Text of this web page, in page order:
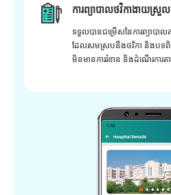
ការព្យាបាលថវិកាងាយស្
ទទួលបានជម្រើសនៃការព្យាបាល
ដែលសមស្របនឹងថវិកា និងបទពិ
មិនមានការរំខាន និងដំណើរការត